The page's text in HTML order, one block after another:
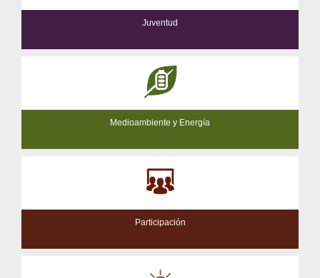
Juventud
Medioambiente y Energía
Participación